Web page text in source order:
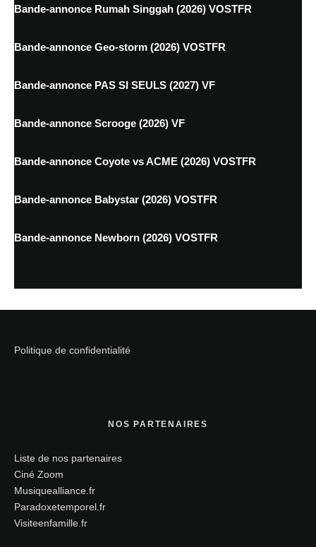
Bande-annonce Rumah Singgah (2026) VOSTFR
Bande-annonce Geo-storm (2026) VOSTFR
Bande-annonce PAS SI SEULS (2027) VF
Bande-annonce Scrooge (2026) VF
Bande-annonce Coyote vs ACME (2026) VOSTFR
Bande-annonce Babystar (2026) VOSTFR
Bande-annonce Newborn (2026) VOSTFR
Politique de confidentialité
NOS PARTENAIRES
Liste de nos partenaires
Ciné Zoom
Musiquealliance.fr
Paradoxetemporel.fr
Visiteenfamille.fr